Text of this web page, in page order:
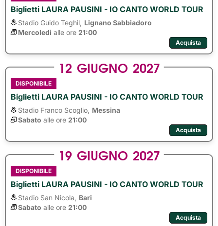
Biglietti LAURA PAUSINI - IO CANTO WORLD TOUR
Stadio Guido Teghil, Lignano Sabbiadoro
Mercoledì alle ore 21:00
Acquista
12 GIUGNO 2027
DISPONIBILE
Biglietti LAURA PAUSINI - IO CANTO WORLD TOUR
Stadio Franco Scoglio, Messina
Sabato alle ore 21:00
Acquista
19 GIUGNO 2027
DISPONIBILE
Biglietti LAURA PAUSINI - IO CANTO WORLD TOUR
Stadio San Nicola,
Bari
Sabato alle ore 21:00
Acquista